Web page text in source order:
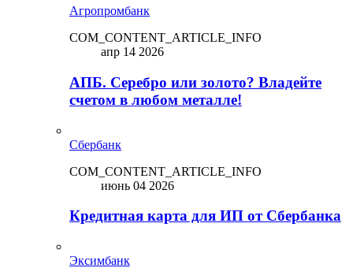
Агропромбанк
COM_CONTENT_ARTICLE_INFO
апр 14 2026
АПБ. Серебро или золото? Владейте
счетом в любом металле!
Сбербанк
COM_CONTENT_ARTICLE_INFO
июнь 04 2026
Кредитная карта для ИП от Сбербанка
Эксимбанк